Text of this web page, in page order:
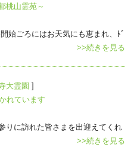
桃山霊苑～
始ごろにはお天気にも恵まれ、ﾄﾞ
>>続きを見る
大霊園 ]
れています
りに訪れた皆さまを出迎えてくれ
>>続きを見る